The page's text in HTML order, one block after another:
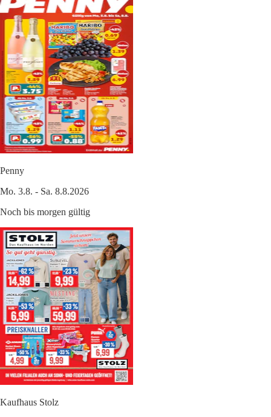
Penny
Mo. 3.8. - Sa. 8.8.2026
Noch bis morgen gültig
Kaufhaus Stolz